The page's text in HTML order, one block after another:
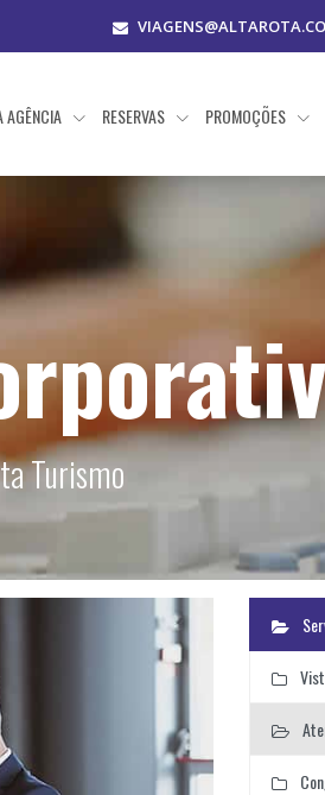
AGÊNCIA RESERVAS PROMOÇÕES
Turismo